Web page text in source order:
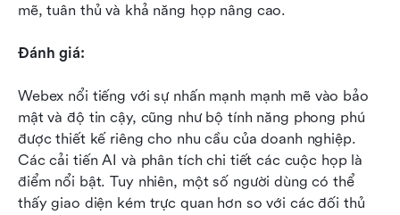
mẽ, tuân thủ và khả năng họp nâng cao.
Đánh giá:
Webex nổi tiếng với sự nhấn mạnh mạnh mẽ vào bảo
mật và độ tin cậy, cũng như bộ tính năng phong phú
được thiết kế riêng cho nhu cầu của doanh nghiệp.
Các cải tiến AI và phân tích chi tiết các cuộc họp là
điểm nổi bật. Tuy nhiên, một số người dùng có thể
thấy giao diện kém trực quan hơn so với các đối thủ